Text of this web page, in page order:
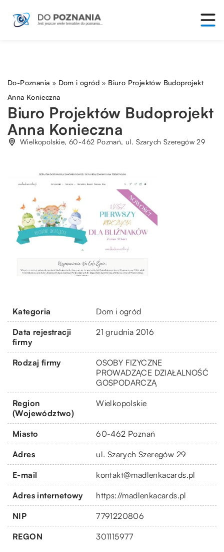
Do-Poznania » Dom i ogród » Biuro Projektów Budoprojekt
Anna Konieczna
Biuro Projektów Budoprojekt
Anna Konieczna
Wielkopolskie, 60-462 Poznań, ul. Szarych Szeregów 29
Kategoria Dom i ogród
Data rejestracji
firmy
21 grudnia 2016
Rodzaj firmy
OSOBY FIZYCZNE
PROWADZĄCE DZIAŁALNOŚĆ
GOSPODARCZĄ
Region
(Województwo)
Wielkopolskie
Miasto 60-462 Poznań
Adres ul. Szarych Szeregów 29
E-mail kontakt@madlenkacards.pl
Adres internetowy https://madlenkacards.pl
NIP 7791220806
REGON 301115977